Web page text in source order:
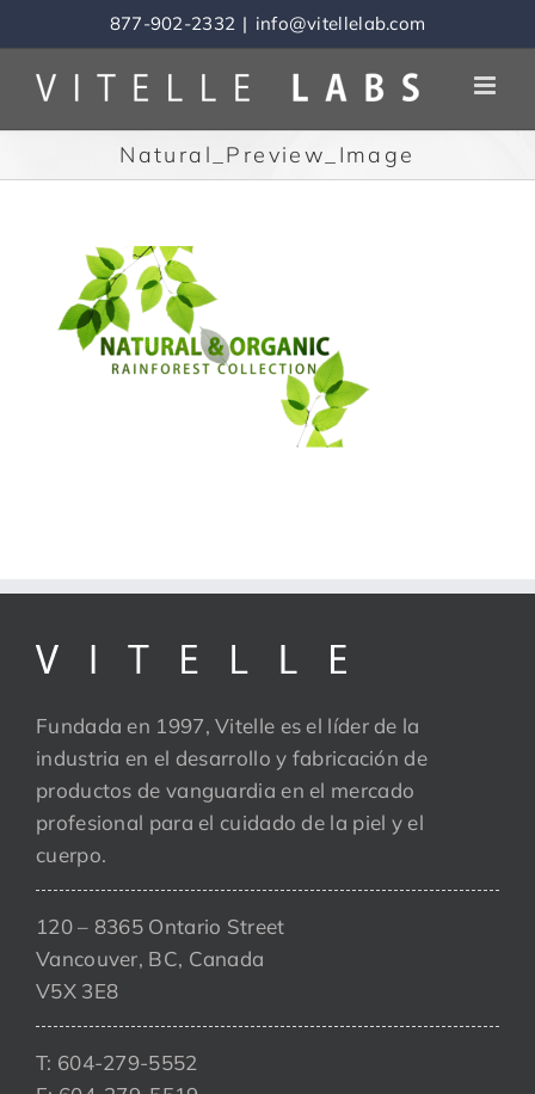
to
content
877-902-2332 | info@vitellelab.com
Natural_Preview_Image
Fundada en 1997, Vitelle es el líder de la
industria en el desarrollo y fabricación de
productos de vanguardia en el mercado
profesional para el cuidado de la piel y el
cuerpo.
120 – 8365 Ontario Street
Vancouver, BC, Canada
V5X 3E8
T: 604-279-5552